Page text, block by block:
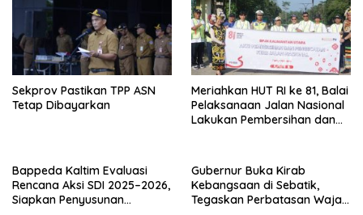
Sekprov Pastikan TPP ASN
Tetap Dibayarkan
Meriahkan HUT RI ke 81, Balai
Pelaksanaan Jalan Nasional
Lakukan Pembersihan dan
Bappeda Kaltim Evaluasi
Rencana Aksi SDI 2025–2026,
Siapkan Penyusunan
Gubernur Buka Kirab
Kebangsaan di Sebatik,
Tegaskan Perbatasan Wajah